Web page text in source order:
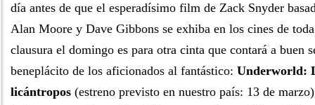
día antes de que el esperadísimo film de Zack Snyder
Alan Moore y Dave Gibbons se exhiba en los cines de
clausura el domingo es para otra cinta que contará a buen
beneplácito de los aficionados al fantástico: Underworld:
licántropos (estreno previsto en nuestro país: 13 de